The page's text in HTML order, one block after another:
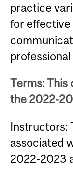
practice
for effective
Terms: This
the 2022-
Instructors:
associated
2022-2023